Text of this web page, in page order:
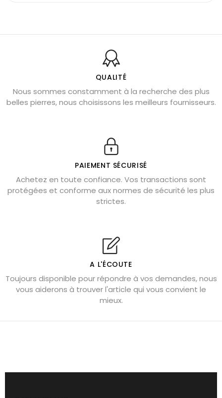
Bienfaits de la sélénite – pierre des anges
L’améthyste est-elle faite pour moi ?
Chrysocolle : pierre apaisante
Obsidienne dorée : vertus et signification
Véritable citrine naturelle non chauffée
Où placer la citrine dans la maison
Cornaline : propriétés magiques
Capricorne : quelles pierres choisir
Shungite : purification et protection
Bagues en labradorite argent 925
Lapis lazuli : propriétés et précautions
Citrine : propriétés magiques
Aigue-marine : propriétés et couleurs
Pierres pour attirer l’amour
QUALITÉ
Nous sommes constamment à la recherche des plus
belles pierres, nous choisissons les meilleurs fournisseurs.
PAIEMENT SÉCURISÉ
Achetez en toute confiance. Vos transactions sont
protégées et conforme aux normes de sécurité les plus
strictes.
A L'ÉCOUTE
Toujours disponible pour répondre à vos demandes, nous
vous aiderons à trouver l'article qui vous convient le
mieux.